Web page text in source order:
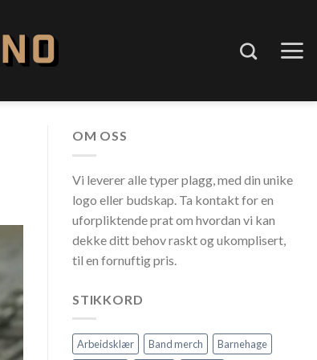
OM OSS
Vi leverer alle typer plagg, med din unike
logo eller budskap. Ta kontakt for en
uforpliktende prat om hvordan vi kan
dekke ditt behov raskt og ukomplisert,
til en fornuftig pris.
STIKKORD
Arbeidsklær Band merch Barnehage